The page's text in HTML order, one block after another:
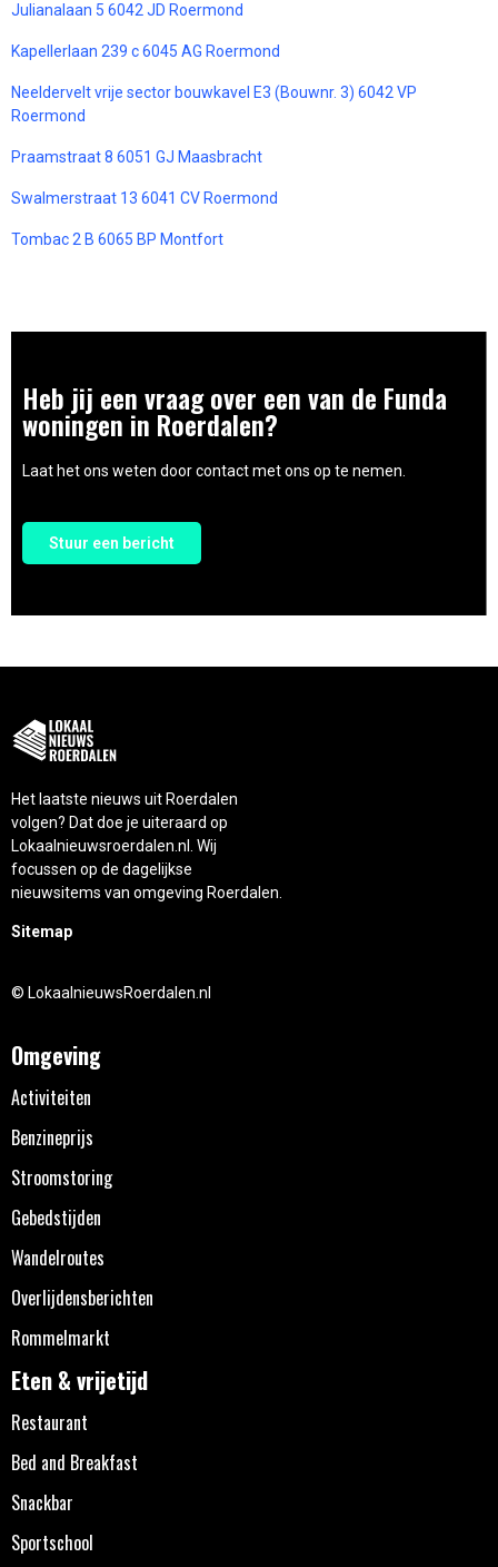
Julianalaan 5 6042 JD Roermond
Kapellerlaan 239 c 6045 AG Roermond
Neeldervelt vrije sector bouwkavel E3 (Bouwnr. 3) 6042 VP
Roermond
Praamstraat 8 6051 GJ Maasbracht
Swalmerstraat 13 6041 CV Roermond
Tombac 2 B 6065 BP Montfort
Heb jij een vraag over een van de Funda
woningen in Roerdalen?
Laat het ons weten door contact met ons op te nemen.
Stuur een bericht
Het laatste nieuws uit Roerdalen
volgen? Dat doe je uiteraard op
Lokaalnieuwsroerdalen.nl. Wij
focussen op de dagelijkse
nieuwsitems van omgeving Roerdalen.
Sitemap
© LokaalnieuwsRoerdalen.nl
Omgeving
Activiteiten
Benzineprijs
Stroomstoring
Gebedstijden
Wandelroutes
Overlijdensberichten
Rommelmarkt
Eten & vrijetijd
Restaurant
Bed and Breakfast
Snackbar
Sportschool